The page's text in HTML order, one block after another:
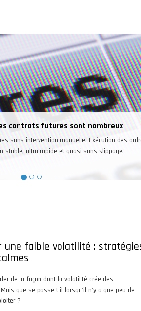
pour trader les futures
un seul et même compte les futures sur des
l’or, l’argent, le café, le cacao, les devises.
une faible volatilité :
de la façon dont la volatilité crée des
que se passe-t-il lorsqu'il n'y a que peu de
?